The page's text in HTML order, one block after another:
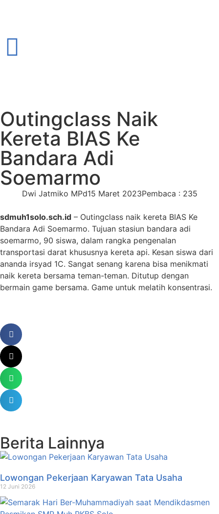
Outingclass Naik
Kereta BIAS Ke
Bandara Adi
Soemarmo
Dwi Jatmiko MPd15 Maret 2023Pembaca : 235
sdmuh1solo.sch.id – Outingclass naik kereta BIAS Ke
Bandara Adi Soemarmo. Tujuan stasiun bandara adi
soemarmo, 90 siswa, dalam rangka pengenalan
transportasi darat khususnya kereta api. Kesan siswa dari
ananda irsyad 1C. Sangat senang karena bisa menikmati
naik kereta bersama teman-teman. Ditutup dengan
bermain game bersama. Game untuk melatih konsentrasi.
Berita Lainnya
Lowongan Pekerjaan Karyawan Tata Usaha
12 Juni 2026